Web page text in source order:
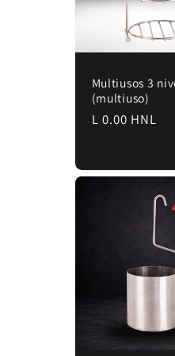
Multiusos 3
(multiuso)
Precio
L 0.00 HNL